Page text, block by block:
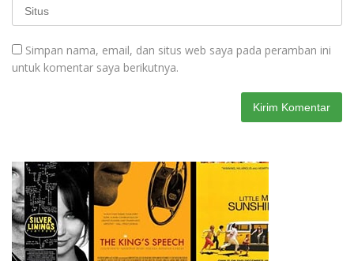
Simpan nama, email, dan situs web saya pada peramban ini
untuk komentar saya berikutnya.